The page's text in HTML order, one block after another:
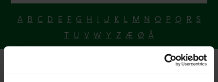
A B C D E F G H I J K L M N O P Q R S
T U V W Y Z Æ Ø Å